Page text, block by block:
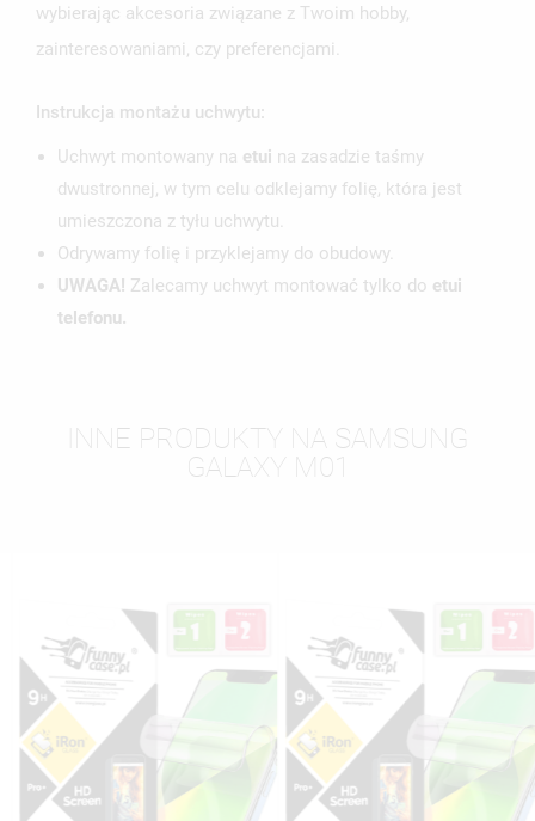
wybierając akcesoria związane z Twoim hobby,
zainteresowaniami, czy preferencjami.
Instrukcja montażu uchwytu:
Uchwyt montowany na etui na zasadzie taśmy
dwustronnej, w tym celu odklejamy folię, która jest
umieszczona z tyłu uchwytu.
Odrywamy folię i przyklejamy do obudowy.
UWAGA! Zalecamy uchwyt montować tylko do etui
telefonu.
INNE PRODUKTY NA SAMSUNG
GALAXY M01